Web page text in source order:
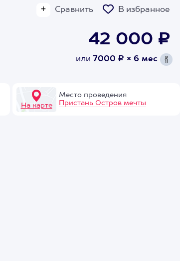
Сравнить В избранное
42 000 ₽
или 7000 ₽ × 6 мес
На карте
Место проведения
Пристань Остров мечты